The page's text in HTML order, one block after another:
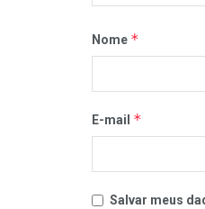
Nome *
E-mail *
Salvar meus